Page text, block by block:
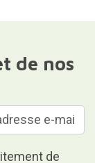
de nos
de